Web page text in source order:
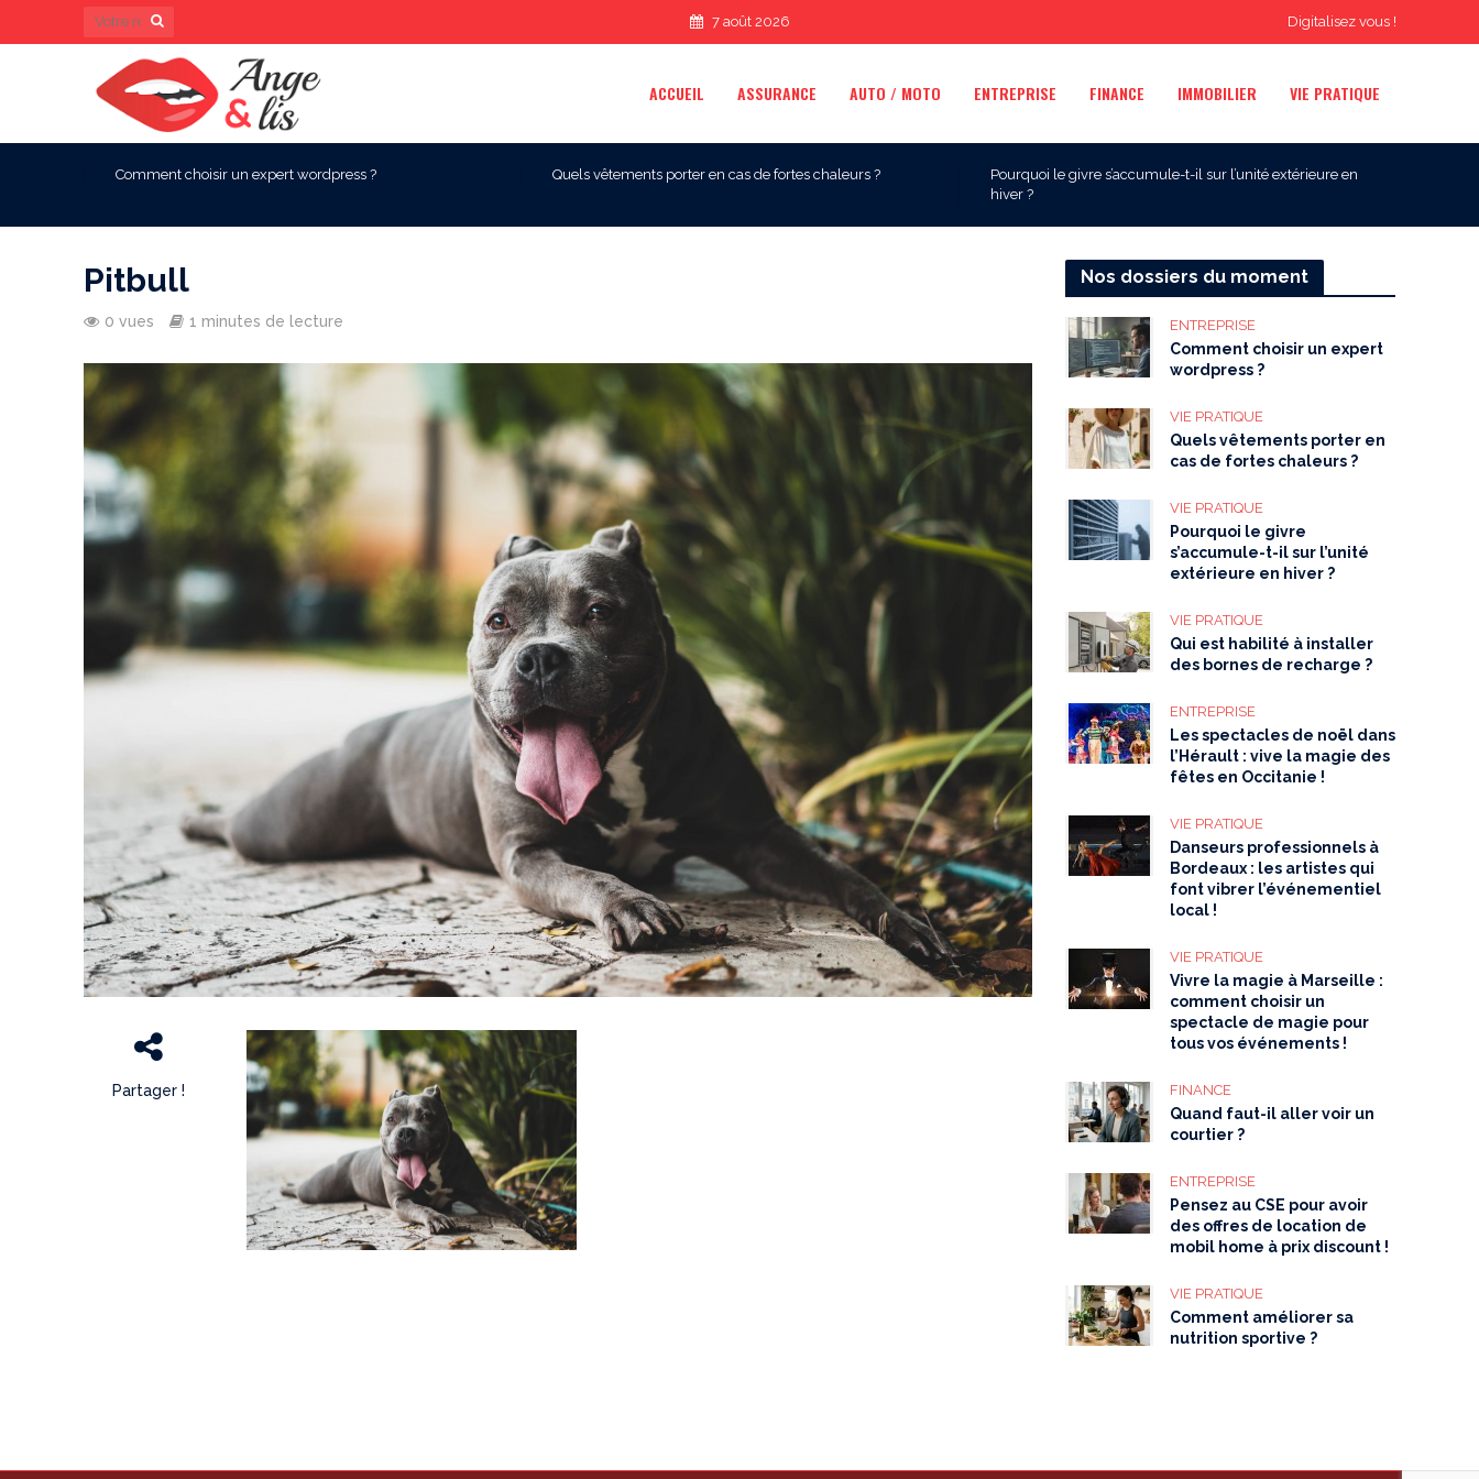
Digitalisez vous !
7 août 2026
ACCUEIL ASSURANCE AUTO / MOTO ENTREPRISE FINANCE IMMOBILIER VIE PRATIQUE
Comment choisir un expert wordpress ? Quels vêtements porter en cas de fortes chaleurs ?
Pourquoi le givre s’accumule-t-il sur l’unité extérieure en
hiver ?
Pitbull
0 vues 1 minutes de lecture
Partager !
Nos dossiers du moment
ENTREPRISE
Comment choisir un expert
wordpress ?
VIE PRATIQUE
Quels vêtements porter en
cas de fortes chaleurs ?
VIE PRATIQUE
Pourquoi le givre
s’accumule-t-il sur l’unité
extérieure en hiver ?
VIE PRATIQUE
Qui est habilité à installer
des bornes de recharge ?
ENTREPRISE
Les spectacles de noël dans
l’Hérault : vive la magie des
fêtes en Occitanie !
VIE PRATIQUE
Danseurs professionnels à
Bordeaux : les artistes qui
font vibrer l’événementiel
local !
VIE PRATIQUE
Vivre la magie à Marseille :
comment choisir un
spectacle de magie pour
tous vos événements !
FINANCE
Quand faut-il aller voir un
courtier ?
ENTREPRISE
Pensez au CSE pour avoir
des offres de location de
mobil home à prix discount !
VIE PRATIQUE
Comment améliorer sa
nutrition sportive ?